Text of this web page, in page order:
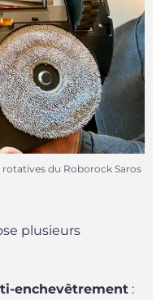
rotatives du Roborock Saros
plusieurs
enchevêtrement :